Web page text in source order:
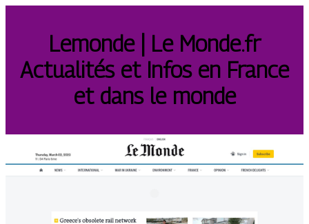
Lemonde | Le Monde.fr
Actualités et Infos en France
et dans le monde